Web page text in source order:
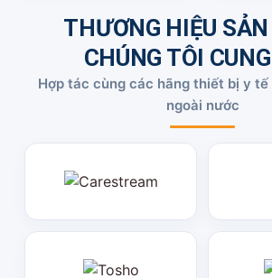
THƯƠNG HIỆU
CHÚNG TÔI
Hợp tác cùng các hãng thiết bị y
ngoài nước